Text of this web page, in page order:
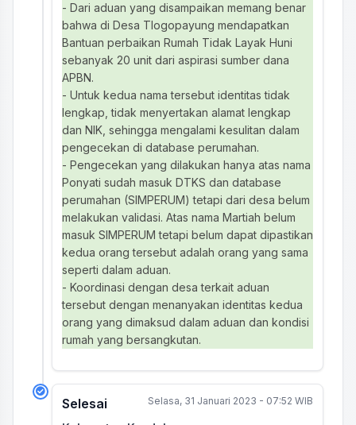
- Dari aduan yang disampaikan memang benar
bahwa di Desa Tlogopayung mendapatkan
Bantuan perbaikan Rumah Tidak Layak Huni
sebanyak 20 unit dari aspirasi sumber dana
APBN.
- Untuk kedua nama tersebut identitas tidak
lengkap, tidak menyertakan alamat lengkap
dan NIK, sehingga mengalami kesulitan dalam
pengecekan di database perumahan.
- Pengecekan yang dilakukan hanya atas nama
Ponyati sudah masuk DTKS dan database
perumahan (SIMPERUM) tetapi dari desa belum
melakukan validasi. Atas nama Martiah belum
masuk SIMPERUM tetapi belum dapat dipastikan
kedua orang tersebut adalah orang yang sama
seperti dalam aduan.
- Koordinasi dengan desa terkait aduan
tersebut dengan menanyakan identitas kedua
orang yang dimaksud dalam aduan dan kondisi
rumah yang bersangkutan.
Selesai Selasa, 31 Januari 2023 - 07:52 WIB